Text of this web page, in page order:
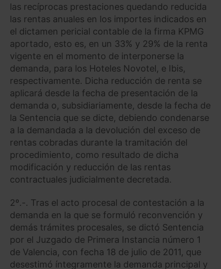
las recíprocas prestaciones quedando reducida
las rentas anuales en los importes indicados en
el dictamen pericial contable de la firma KPMG
aportado, esto es, en un 33% y 29% de la renta
vigente en el momento de interponerse la
demanda, para los Hoteles Novotel, e Ibis,
respectivamente. Dicha reducción de renta se
aplicará desde la fecha de presentación de la
demanda o, subsidiariamente, desde la fecha de
la Sentencia que se dicte, debiendo condenarse
a la demandada a la devolución del exceso de
rentas cobradas durante la tramitación del
procedimiento, como resultado de dicha
modificación y reducción de las rentas
contractuales judicialmente decretada.
2º.-. Tras el acto procesal de contestación a la
demanda en la que se formuló reconvención y
demás trámites procesales, se dictó Sentencia
por el Juzgado de Primera Instancia número 1
de Valencia, con fecha 18 de julio de 2011, que
desestimó íntegramente la demanda principal y